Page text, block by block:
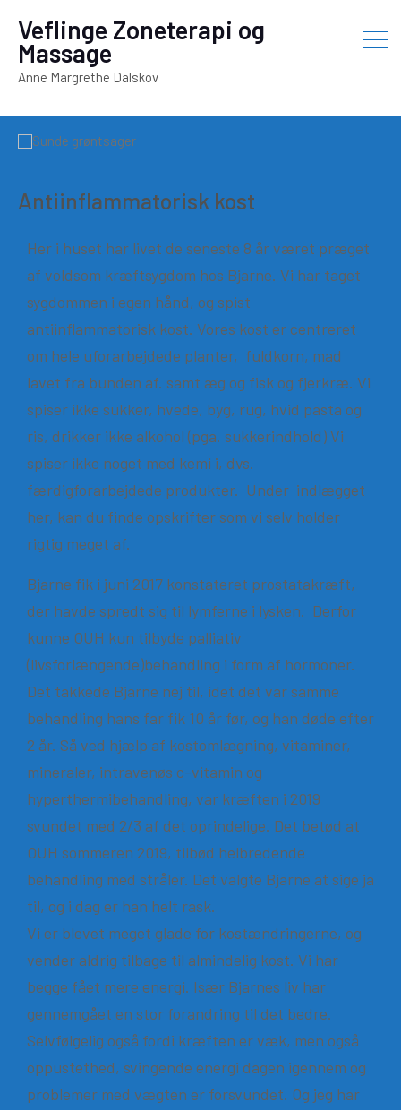
Veflinge Zoneterapi og
Massage
Anne Margrethe Dalskov
Antiinflammatorisk kost
Her i huset har livet de seneste 8 år været præget
af voldsom kræftsygdom hos Bjarne. Vi har taget
sygdommen i egen hånd, og spist
antiinflammatorisk kost. Vores kost er centreret
om hele uforarbejdede planter, fuldkorn, mad
lavet fra bunden af. samt æg og fisk og fjerkræ. Vi
spiser ikke sukker, hvede, byg, rug, hvid pasta og
ris, drikker ikke alkohol (pga. sukkerindhold) Vi
spiser ikke noget med kemi i, dvs.
færdigforarbejdede produkter. Under indlægget
her, kan du finde opskrifter som vi selv holder
rigtig meget af.
Bjarne fik i juni 2017 konstateret prostatakræft,
der havde spredt sig til lymferne i lysken. Derfor
kunne OUH kun tilbyde palliativ
(livsforlængende)behandling i form af hormoner.
Det takkede Bjarne nej til, idet det var samme
behandling hans far fik 10 år før, og han døde efter
2 år. Så ved hjælp af kostomlægning, vitaminer,
mineraler, intravenøs c-vitamin og
hyperthermibehandling, var kræften i 2019
svundet med 2/3 af det oprindelige. Det betød at
OUH sommeren 2019, tilbød helbredende
behandling med stråler. Det valgte Bjarne at sige ja
til, og i dag er han helt rask.
Vi er blevet meget glade for kostændringerne, og
vender aldrig tilbage til almindelig kost. Vi har
begge fået mere energi. Især Bjarnes liv har
gennemgået en stor forandring til det bedre.
Selvfølgelig også fordi kræften er væk, men også
oppustethed, svingende energi dagen igennem og
problemer med vægten er forsvundet. Og jeg har